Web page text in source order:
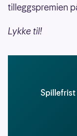
tilleggspremien
Lykke til!